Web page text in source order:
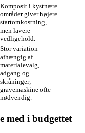
Komposit i kystnære
områder giver højere
startomkostning,
men lavere
vedligehold.
Stor variation
afhængig af
materialevalg,
adgang og
skråninger;
gravemaskine ofte
nødvendig.
med i budgettet